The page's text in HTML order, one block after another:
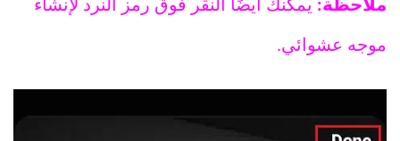
ملاحظة: يمكنك أيضًا النقر فوق رمز النرد لإنشاء
موجه عشوائي.